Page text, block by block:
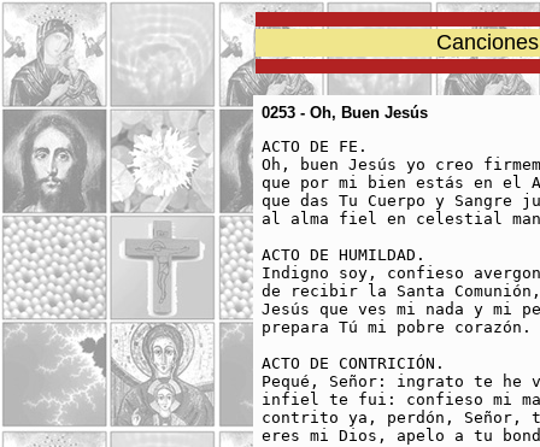
0253 - Oh, Buen Jesús
ACTO DE FE.
Oh, buen Jesús yo creo
que por mi bien estás en el
que das Tu Cuerpo y Sangre
al alma fiel en celestial
ACTO DE HUMILDAD.
Indigno soy, confieso
de recibir la Santa Comunión,
Jesús que ves mi nada y mi
prepara Tú mi pobre
ACTO DE CONTRICIÓN.
Pequé, Señor: ingrato te he
infiel te fui: confieso mi
contrito ya, perdón, Señor,
eres mi Dios, apelo a tu